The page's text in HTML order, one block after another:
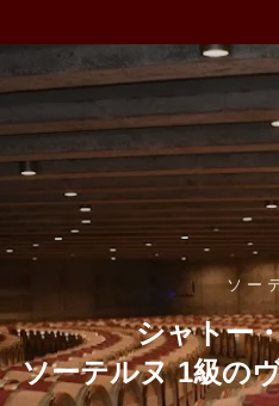
ソー
シャトー
ソーテルヌ 1級の